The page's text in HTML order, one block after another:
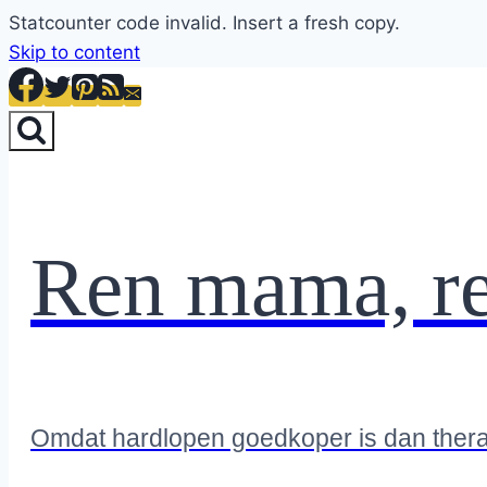
Statcounter code invalid. Insert a fresh copy.
Skip to content
Ren mama,
Omdat hardlopen goedkoper is dan